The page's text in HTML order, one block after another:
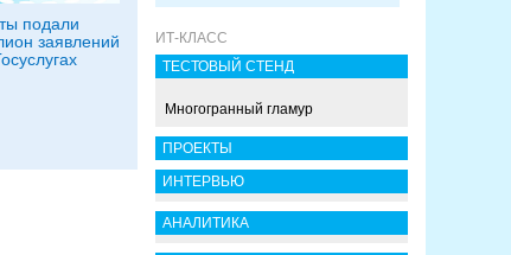
подали
заявлений
ИТ-КЛАСС
ТЕСТОВЫЙ СТЕНД
Многогранный гламур
ПРОЕКТЫ
ИНТЕРВЬЮ
АНАЛИТИКА